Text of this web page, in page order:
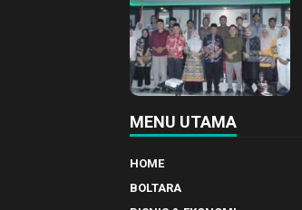
MENU UTAMA
HOME
BOLTARA